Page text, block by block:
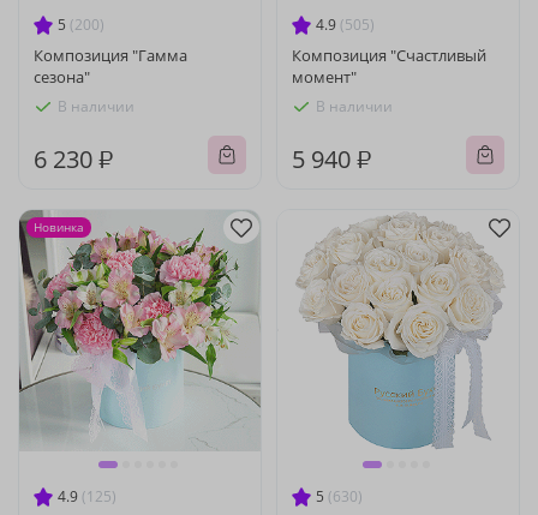
5 (200)
Композиция "Гамма
сезона"
В наличии
6 230 ₽
4.9 (505)
Композиция "Счастливый
момент"
В наличии
5 940 ₽
4.9 (125)
Новинка
5 (630)